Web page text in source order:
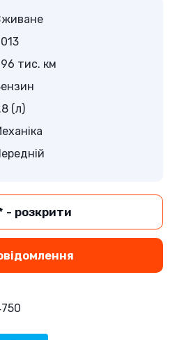
тис. км
(л)
380 *** *** - розкрити